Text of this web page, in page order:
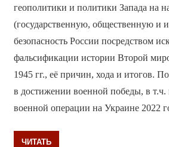
геополитики и политики Запада на
(государственную, общественную и
безопасность России посредством
фальсификации истории Второй
1945 гг., её причин, хода и итогов.
в достижении военной победы, в т.ч.
военной операции на Украине 2022
ЧИТАТЬ